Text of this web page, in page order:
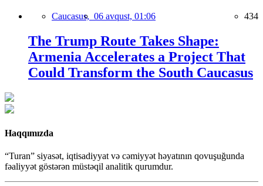
Caucasus, 06 avqust, 01:06 434
The Trump Route Takes Shape:
Armenia Accelerates a Project That
Could Transform the South Caucasus
Haqqımızda
“Turan” siyasət, iqtisadiyyat və cəmiyyət həyatının qovuşuğunda
fəaliyyət göstərən müstəqil analitik qurumdur.